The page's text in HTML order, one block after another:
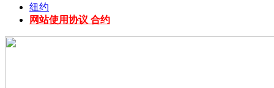
纽约
网站使用协议 合约